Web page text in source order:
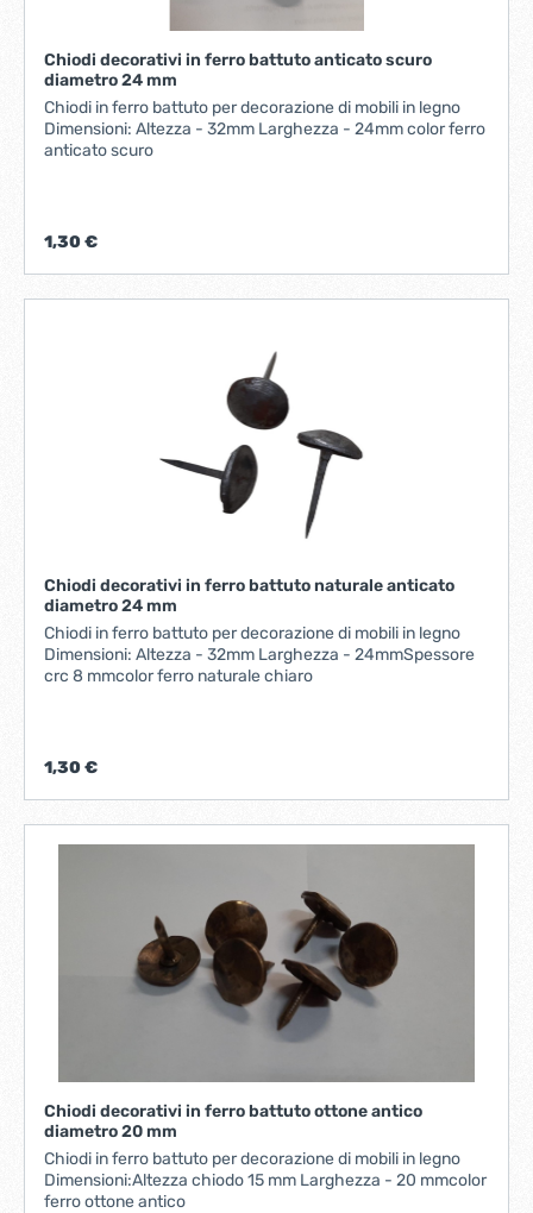
Chiodi decorativi in ferro battuto anticato scuro
diametro 24 mm
Chiodi in ferro battuto per decorazione di mobili in legno
Dimensioni: Altezza - 32mm Larghezza - 24mm color ferro
anticato scuro
1,30 €
Chiodi decorativi in ferro battuto naturale anticato
diametro 24 mm
Chiodi in ferro battuto per decorazione di mobili in legno
Dimensioni: Altezza - 32mm Larghezza - 24mmSpessore
crc 8 mmcolor ferro naturale chiaro
1,30 €
Chiodi decorativi in ferro battuto ottone antico
diametro 20 mm
Chiodi in ferro battuto per decorazione di mobili in legno
Dimensioni:Altezza chiodo 15 mm Larghezza - 20 mmcolor
ferro ottone antico